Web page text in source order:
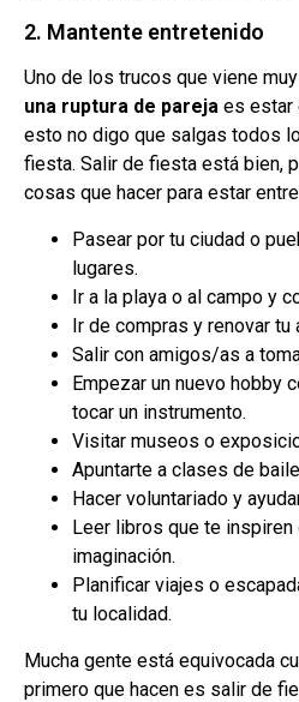
2. Mantente entretenido
Uno de los trucos que viene
una ruptura de pareja es estar
esto no digo que salgas todos
fiesta. Salir de fiesta está bien,
cosas que hacer para estar
Pasear por tu ciudad o
lugares.
Ir a la playa o al campo y
Ir de compras y renovar tu
Salir con amigos/as a
Empezar un nuevo hobby
tocar un instrumento.
Visitar museos o
Apuntarte a clases de
Hacer voluntariado y
Leer libros que te inspiren
imaginación.
Planificar viajes o
tu localidad.
Mucha gente está equivocada
primero que hacen es salir de